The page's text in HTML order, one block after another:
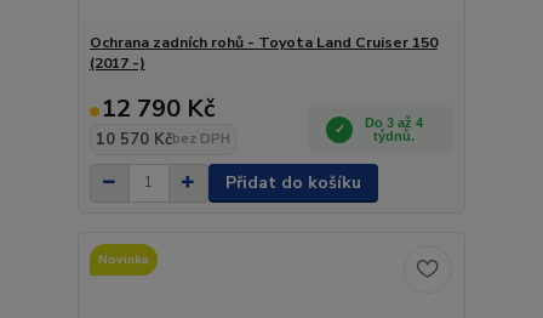
Ochrana zadních rohů - Toyota Land Cruiser 150
(2017 -)
12 790 Kč
10 570 Kčbez DPH
Do 3 až 4
týdnů.
Přidat do košíku
Novinka